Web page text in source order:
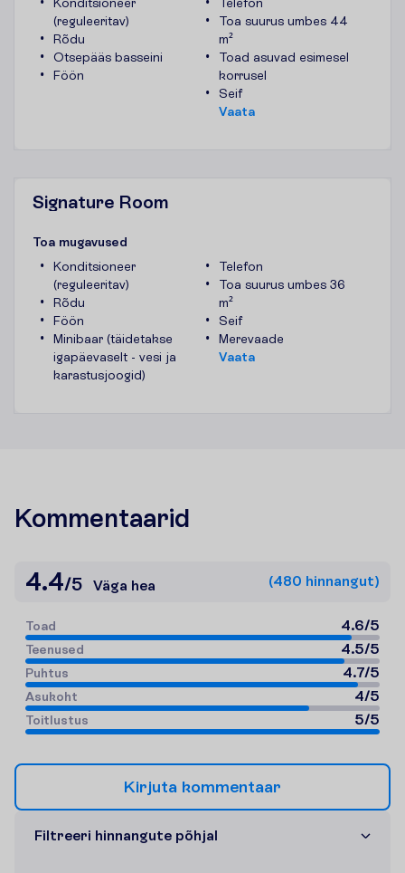
(reguleeritav)
Rõdu
Otsepääs basseini
Föön
Toa suurus umbes 44
m²
Toad asuvad esimesel
korrusel
Seif
Vaata
Signature Room
Toa mugavused
Konditsioneer
(reguleeritav)
Rõdu
Föön
Minibaar (täidetakse
igapäevaselt - vesi ja
karastusjoogid)
Telefon
Toa suurus umbes 36
m²
Seif
Merevaade
Vaata
Kommentaarid
4.4/5 Väga hea (480 hinnangut)
Toad 4.6/5
Teenused 4.5/5
Puhtus 4.7/5
Asukoht 4/5
Toitlustus 5/5
Kirjuta kommentaar
Filtreeri hinnangute põhjal